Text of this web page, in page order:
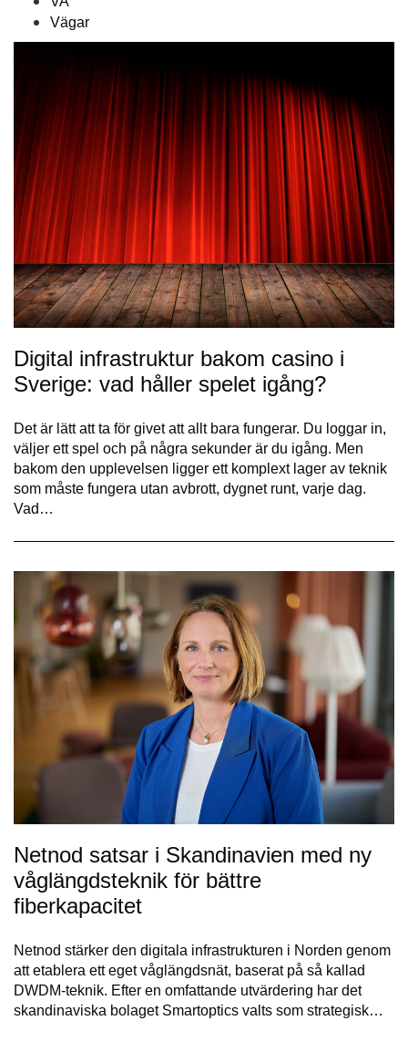
Vägar
Digital infrastruktur bakom casino i
Sverige: vad håller spelet igång?
Det är lätt att ta för givet att allt bara fungerar. Du loggar in,
väljer ett spel och på några sekunder är du igång. Men
bakom den upplevelsen ligger ett komplext lager av teknik
som måste fungera utan avbrott, dygnet runt, varje dag.
Vad…
Netnod satsar i Skandinavien med ny
våglängdsteknik för bättre
fiberkapacitet
Netnod stärker den digitala infrastrukturen i Norden genom
att etablera ett eget våglängdsnät, baserat på så kallad
DWDM-teknik. Efter en omfattande utvärdering har det
skandinaviska bolaget Smartoptics valts som strategisk…